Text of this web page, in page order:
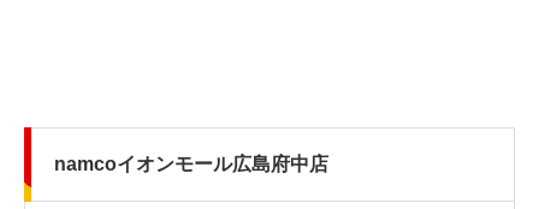
namcoイオンモール広島府中店